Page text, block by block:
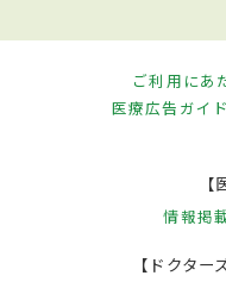
ご利用にあ
医療広告ガイ
情報掲
【ドクター